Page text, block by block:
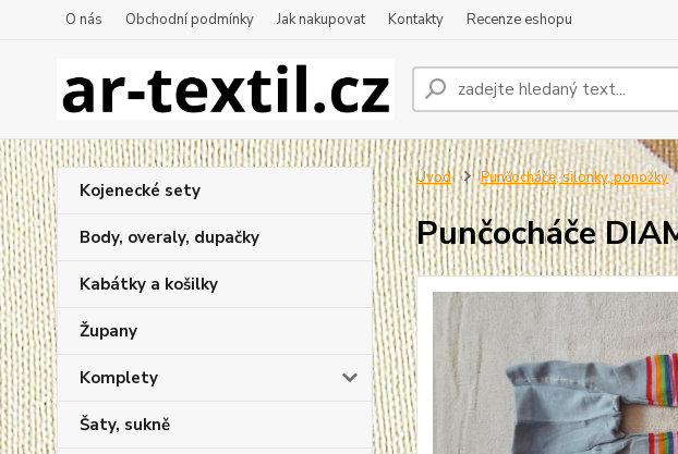
O nás Obchodní podmínky Jak nakupovat Kontakty Recenze eshopu
Kojenecké sety
Body, overaly, dupačky
Kabátky a košilky
Župany
Komplety
Šaty, sukně
Úvod Punčocháče, silonky, ponožky
Punčocháče